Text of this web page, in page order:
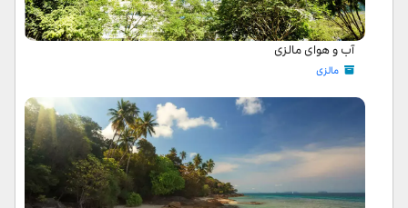
آب و هوای مالزی
مالزی